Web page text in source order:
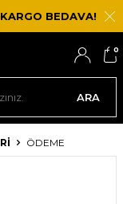
KARGO BEDAVA!
ARA
0
ÖDEME